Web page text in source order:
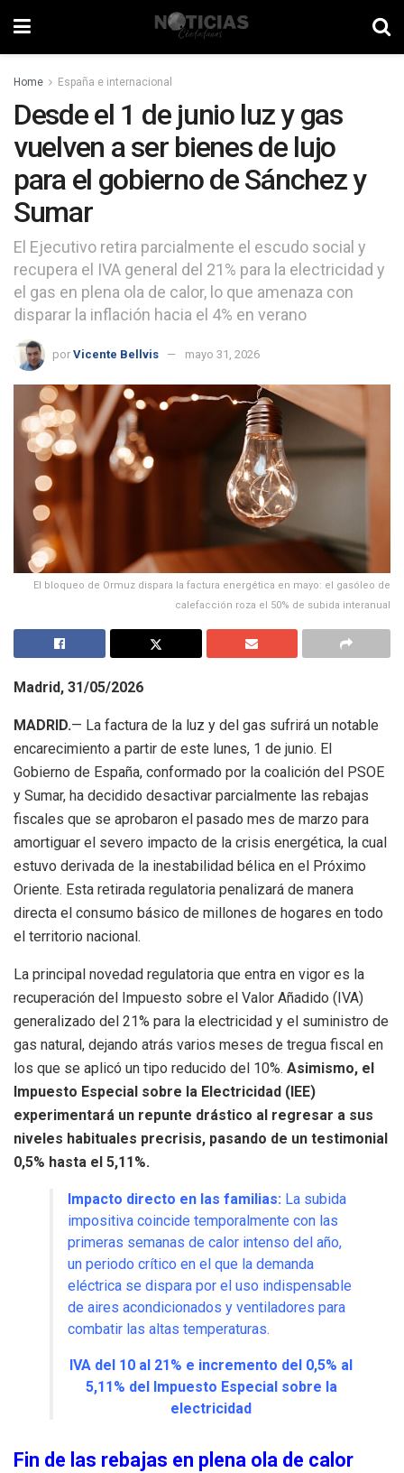
Home España e internacional
Desde el 1 de junio luz y gas
vuelven a ser bienes de lujo
para el gobierno de Sánchez y
Sumar
El Ejecutivo retira parcialmente el escudo social y
recupera el IVA general del 21% para la electricidad y
el gas en plena ola de calor, lo que amenaza con
disparar la inflación hacia el 4% en verano
por Vicente Bellvis mayo 31, 2026
El bloqueo de Ormuz dispara la factura energética en mayo: el gasóleo de
calefacción roza el 50% de subida interanual
Madrid, 31/05/2026
MADRID.— La factura de la luz y del gas sufrirá un notable
encarecimiento a partir de este lunes, 1 de junio. El
Gobierno de España, conformado por la coalición del PSOE
y Sumar, ha decidido desactivar parcialmente las rebajas
fiscales que se aprobaron el pasado mes de marzo para
amortiguar el severo impacto de la crisis energética, la cual
estuvo derivada de la inestabilidad bélica en el Próximo
Oriente. Esta retirada regulatoria penalizará de manera
directa el consumo básico de millones de hogares en todo
el territorio nacional.
La principal novedad regulatoria que entra en vigor es la
recuperación del Impuesto sobre el Valor Añadido (IVA)
generalizado del 21% para la electricidad y el suministro de
gas natural, dejando atrás varios meses de tregua fiscal en
los que se aplicó un tipo reducido del 10%. Asimismo, el
Impuesto Especial sobre la Electricidad (IEE)
experimentará un repunte drástico al regresar a sus
niveles habituales precrisis, pasando de un testimonial
0,5% hasta el 5,11%.
Impacto directo en las familias: La subida
impositiva coincide temporalmente con las
primeras semanas de calor intenso del año,
un periodo crítico en el que la demanda
eléctrica se dispara por el uso indispensable
de aires acondicionados y ventiladores para
combatir las altas temperaturas.
IVA del 10 al 21% e incremento del 0,5% al
5,11% del Impuesto Especial sobre la
electricidad
Fin de las rebajas en plena ola de calor